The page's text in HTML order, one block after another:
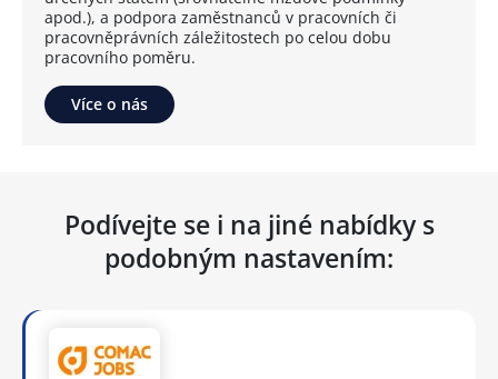
apod.), a podpora zaměstnanců v pracovních či
pracovněprávních záležitostech po celou dobu
pracovního poměru.
Více o nás
Podívejte se i na jiné nabídky s
podobným nastavením: